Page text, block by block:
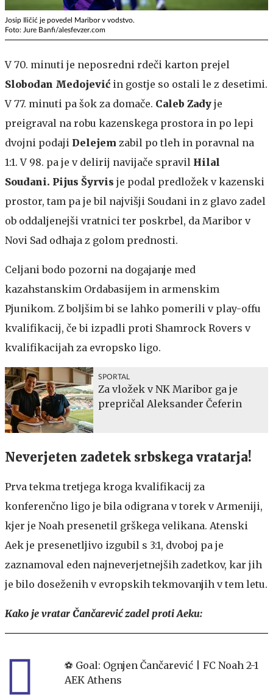
Josip Iličić je povedel Maribor v vodstvo.
Foto: Jure Banfi/alesfevzer.com
V 70. minuti je neposredni rdeči karton prejel
Slobodan Medojević in gostje so ostali le z desetimi.
V 77. minuti pa šok za domače. Caleb Zady je
preigraval na robu kazenskega prostora in po lepi
dvojni podaji Delejem zabil po tleh in poravnal na
1:1. V 98. pa je v delirij navijače spravil Hilal
Soudani. Pijus Šyrvis je podal predložek v kazenski
prostor, tam pa je bil najvišji Soudani in z glavo zadel
ob oddaljenejši vratnici ter poskrbel, da Maribor v
Novi Sad odhaja z golom prednosti.
Celjani bodo pozorni na dogajanje med
kazahstanskim Ordabasijem in armenskim
Pjunikom. Z boljšim bi se lahko pomerili v play-offu
kvalifikacij, če bi izpadli proti Shamrock Rovers v
kvalifikacijah za evropsko ligo.
SPORTAL
Za vložek v NK Maribor ga je
prepričal Aleksander Čeferin
Neverjeten zadetek srbskega vratarja!
Prva tekma tretjega kroga kvalifikacij za
konferenčno ligo je bila odigrana v torek v Armeniji,
kjer je Noah presenetil grškega velikana. Atenski
Aek je presenetljivo izgubil s 3:1, dvoboj pa je
zaznamoval eden najneverjetnejših zadetkov, kar jih
je bilo doseženih v evropskih tekmovanjih v tem letu.
Kako je vratar Čančarević zadel proti Aeku:
⚽️ Goal: Ognjen Čančarević | FC Noah 2-1
AEK Athens